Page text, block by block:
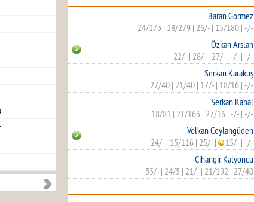
Baran Görmez
24/173 | 18/279 | 26/- | 15/180 | -/-
Özkan Arslan
22/- | 28/- | 27/- | -/- | -/-
Serkan Karakuş
27/40 | 21/40 | 17/- | 18/16 | -/-
Serkan Kabal
18/81 | 21/163 | 27/16 | -/- | -/-
Volkan Ceylangüden
24/- | 15/116 | 25/- | 15/- | -/-
Cihangir Kalyoncu
35/- | 24/5 | 21/- | 21/192 | 27/40